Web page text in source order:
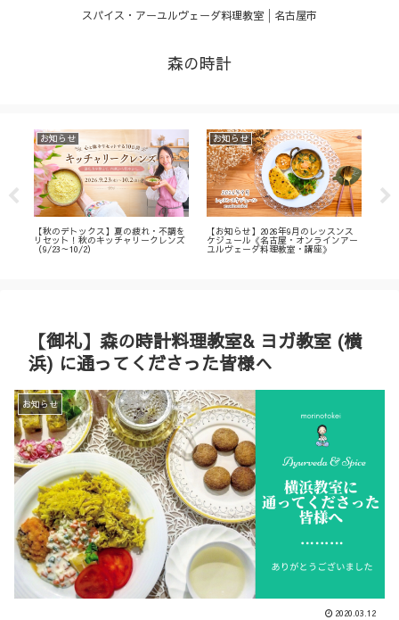
スパイス・アーユルヴェーダ料理教室│名古屋市
森の時計
お知らせ
【秋のデトックス】夏の疲れ・不調を
リセット！秋のキッチャリークレンズ
（9/23～10/2）
お知らせ
【お知らせ】2026年9月のレッスンス
ケジュール《名古屋・オンラインアー
ユルヴェーダ料理教室・講座》
【御礼】森の時計料理教室& ヨガ教室 (横
浜) に通ってくださった皆様へ
お知らせ
2020.03.12